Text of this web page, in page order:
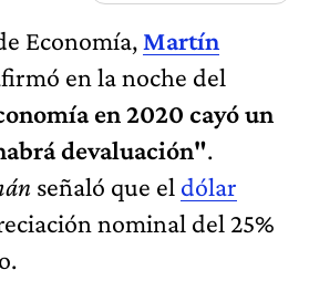
Economía, Martín
en la noche del
en 2020 cayó un
devaluación".
señaló que el dólar
nominal del 25%